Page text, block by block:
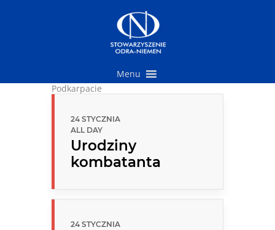
Menu
Podkarpacie
24 STYCZNIA
ALL DAY
Urodziny
kombatanta
24 STYCZNIA